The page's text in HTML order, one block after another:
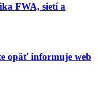
FWA, sietí a
opäť informuje web